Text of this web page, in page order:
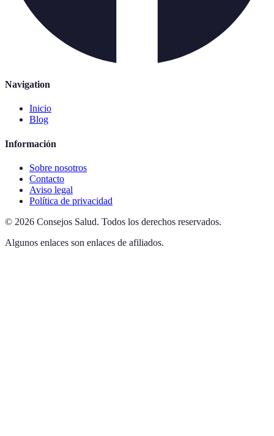
Navigation
Inicio
Blog
Información
Sobre nosotros
Contacto
Aviso legal
Política de privacidad
© 2026 Consejos Salud. Todos los derechos reservados.
Algunos enlaces son enlaces de afiliados.